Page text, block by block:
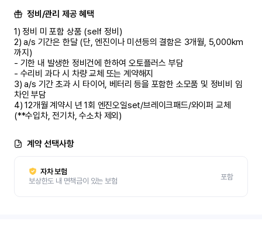
정비/관리 제공 혜택
1) 정비 미 포함 상품 (self 정비)
2) a/s 기간은 한달 (단, 엔진이나 미션등의 결함은 3개월, 5,000km
까지)
- 기한 내 발생한 정비건에 한하여 오토플러스 부담
- 수리비 과다 시 차량 교체 또는 계약해지
3) a/s 기간 초과 시 타이어, 베터리 등을 포함한 소모품 및 정비비 임
차인 부담
4) 12개월 계약시 년 1회 엔진오일set/브레이크패드/와이퍼 교체
(**수입차, 전기차, 수소차 제외)
계약 선택사항
자차 보험
보상한도 내 면책금이 있는 보험
포함